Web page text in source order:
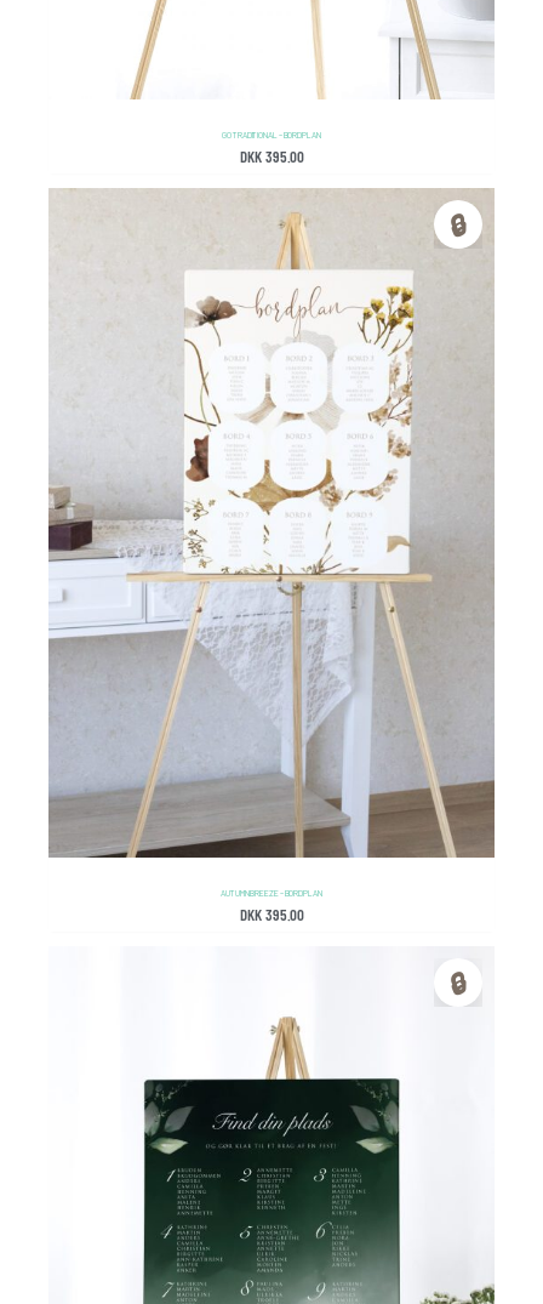
GO TRADITIONAL – BORDPLAN
DKK395.00
🔒
AUTUMN BREEZE – BORDPLAN
DKK395.00
🔒